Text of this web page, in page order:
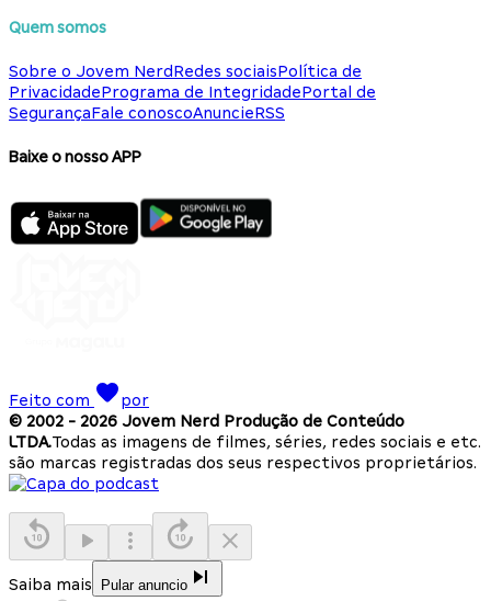
Quem somos
Sobre o Jovem NerdRedes sociaisPolítica de
PrivacidadePrograma de IntegridadePortal de
SegurançaFale conoscoAnuncieRSS
Baixe o nosso APP
Feito com
por
© 2002 - 2026 Jovem Nerd Produção de Conteúdo
LTDA.Todas as imagens de filmes, séries, redes sociais e etc.
são marcas registradas dos seus respectivos proprietários.
Saiba mais Pular anuncio